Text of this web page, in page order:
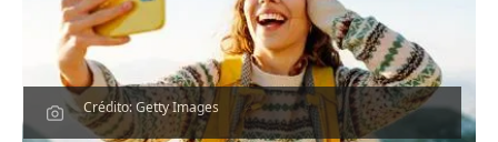
Crédito: Getty Images